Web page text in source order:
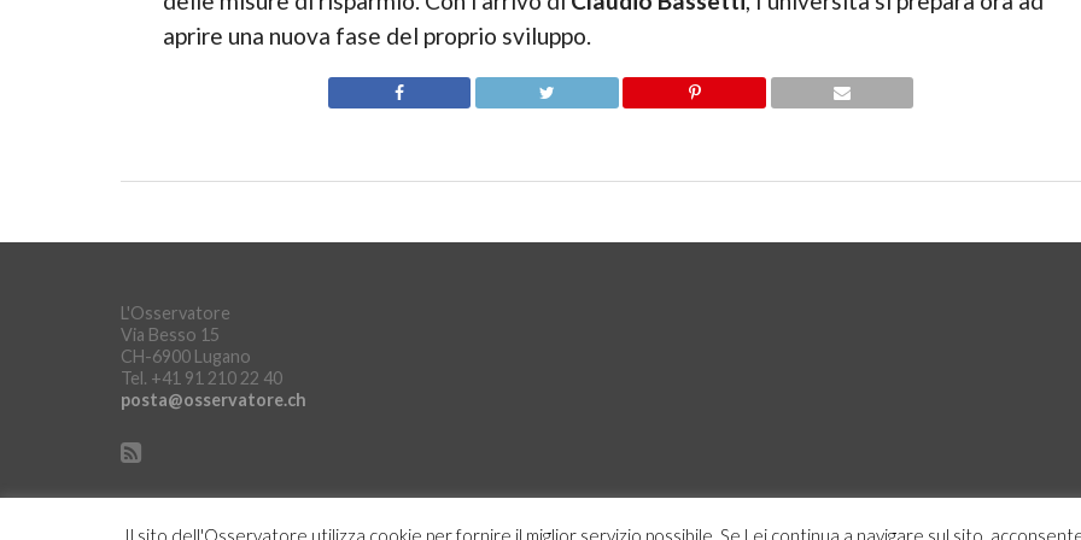
aprire una nuova fase del proprio sviluppo.
L'Osservatore
Via Besso 15
CH-6900 Lugano
Tel. +41 91 210 22 40
posta@osservatore.ch
Il sito dell'Osservatore utilizza cookie per fornire il miglior servizio possibile. Se Lei continua a navigare sul sito,